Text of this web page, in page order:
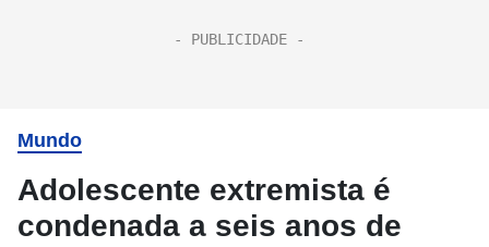
Mundo
Adolescente extremista é
condenada a seis anos de